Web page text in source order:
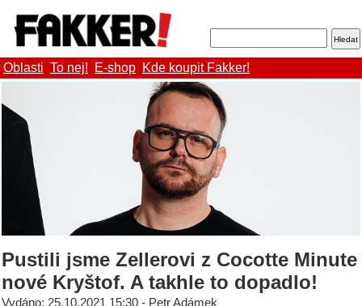
Oblasti To nej! E-shop Kde koupit Fakker!
Pustili jsme Zellerovi z Cocotte Minute
nové Kryštof. A takhle to dopadlo!
Vydáno: 25.10.2021 15:30 - Petr Adámek